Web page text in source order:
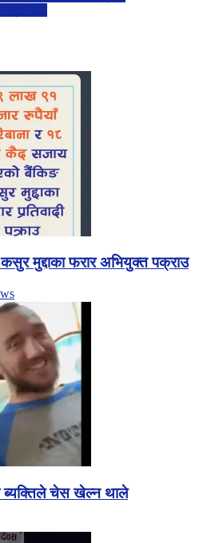
मुद्दाका फरार अभियुक्त पक्राउ
ब्यक्तिले चेस खेल्न थाले